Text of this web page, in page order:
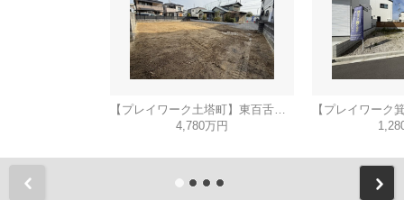
【プレイワーク土塔町】東百舌鳥小・新築建売・平屋建て・土地90坪
4,780万円